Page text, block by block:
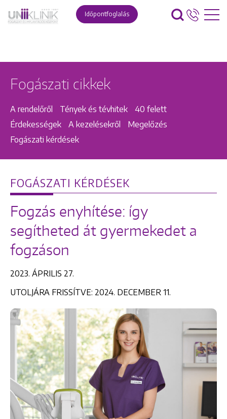
Időpontfoglalás
Fogászati cikkek
A rendelőről Tények és tévhitek
40 felett
Érdekességek
A kezelésekről
Megelőzés
Fogászati kérdések
FOGÁSZATI KÉRDÉSEK
Fogzás enyhítése: így
segítheted át gyermekedet a
fogzáson
2023. ÁPRILIS 27.
UTOLJÁRA FRISSÍTVE: 2024. DECEMBER 11.